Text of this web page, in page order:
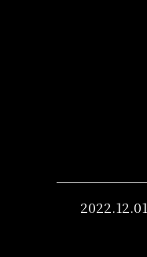
2022.12.01